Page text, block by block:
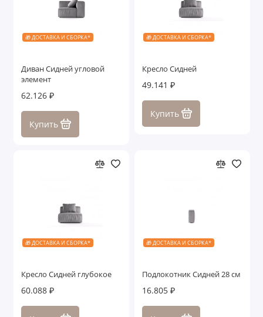
🎁 ДОСТАВКА И СБОРКА*
Диван Сидней угловой
элемент
62.126 ₽
Купить
🎁 ДОСТАВКА И СБОРКА*
Кресло Сидней
49.141 ₽
Купить
🎁 ДОСТАВКА И СБОРКА*
Кресло Сидней глубокое
60.088 ₽
🎁 ДОСТАВКА И СБОРКА*
Подлокотник Сидней 28 см
16.805 ₽